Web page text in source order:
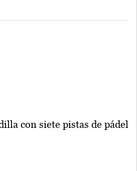
con siete pistas de pádel